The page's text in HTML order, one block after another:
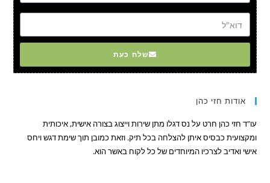
שלח כעת
אודות חזי כהן
עו"ד חזי כהן חרט על נס דגלו מתן שירות וייצוג בצורה אישית, איכותית
ומקצועית כבסיס איתן להצלחה בכל תיק. וזאת כמובן תוך שימת דגש ויחס
אישי ואדיב לצרכיו המיוחדים של כל לקוח באשר הוא.